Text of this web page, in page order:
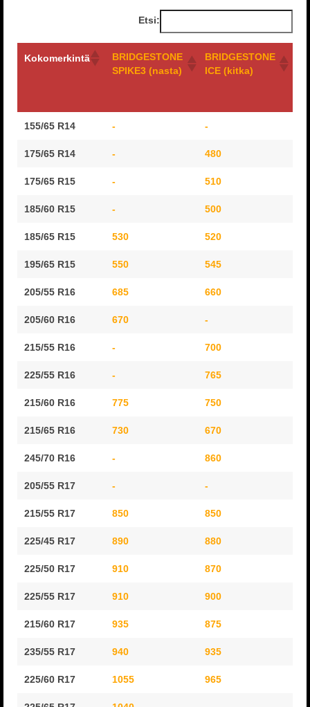
Etsi:
Kokomerkintä
BRIDGESTONE
SPIKE3 (nasta)
BRIDGESTONE
ICE (kitka)
Kokomerkintä
155/65 R14 - -
175/65 R14 - 480
175/65 R15 - 510
185/60 R15 - 500
185/65 R15 530 520
195/65 R15 550 545
205/55 R16 685 660
205/60 R16 670 -
215/55 R16 - 700
225/55 R16 - 765
215/60 R16 775 750
215/65 R16 730 670
245/70 R16 - 860
205/55 R17 - -
215/55 R17 850 850
225/45 R17 890 880
225/50 R17 910 870
225/55 R17 910 900
215/60 R17 935 875
235/55 R17 940 935
225/60 R17 1055 965